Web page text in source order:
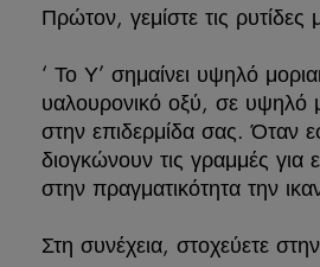
Πρώτον, γεμίστε τις
‘ Το Υ’ σημαίνει υψηλό
υαλουρονικό οξύ, σε υψηλό
στην επιδερμίδα σας. Όταν
διογκώνουν τις γραμμές
στην πραγματικότητα την
Στη συνέχεια, στοχεύετε